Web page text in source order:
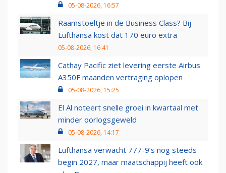
05-08-2026, 16:57
Raamstoeltje in de Business Class? Bij
Lufthansa kost dat 170 euro extra
05-08-2026, 16:41
Cathay Pacific ziet levering eerste Airbus
A350F maanden vertraging oplopen
05-08-2026, 15:25
El Al noteert snelle groei in kwartaal met
minder oorlogsgeweld
05-08-2026, 14:17
Lufthansa verwacht 777-9’s nog steeds
begin 2027, maar maatschappij heeft ook